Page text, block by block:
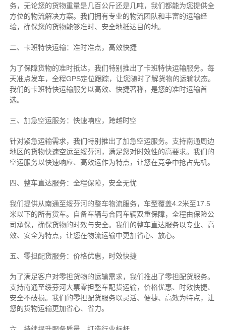
务，无论您的货物重量是几百公斤还是几吨，我们都能为您提供全
方位的物流解决方案。我们拥有专业的物流团队和丰富的运输经
验，确保您的货物能够准时、安全地抵达目的地。
二、卡班特快运输：准时准点，高效快捷
为了保障货物的准时抵达，我们特别推出了卡班特快运输服务。每
天准点发车，全程GPS定位跟踪，让您随时了解货物的运输状态。
我们的卡班特快运输服务以高效、快捷著称，是您的准时运输首
选。
三、加急空运服务：快速响应，跨越时空
针对紧急运输需求，我们特别推出了加急空运服务。支持南通周边
地区的货物快速空运至绥芬河，满足您对时效性的高要求。我们的
空运服务以快速响应、高效运作为特点，让您在竞争中抢占先机。
四、整车直达服务：全程保障，安全无忧
我们提供从南通至绥芬河的整车物流服务，车型覆盖4.2米至17.5
米以下的所有货车。自备车辆与合同车辆双重保障，全程由保险公
司承保，确保货物的时效与安全。我们的整车直达服务以专业、高
效、安全为特点，让您在物流运输中更加省心、放心。
五、零担配货服务：价格优惠，时效快捷
为了满足客户对零担货物的运输需求，我们推出了零担配货服务。
支持南通至绥芬河大票零担整车配货运输，价格优惠、时效快捷、
安全不破损。我们的零担配货服务以灵活、便捷、高效为特点，让
您的货物运输更加省心、省力。